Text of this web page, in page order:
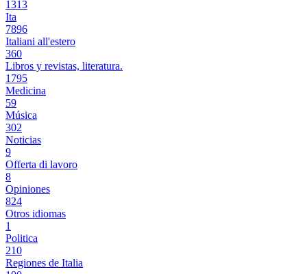
1313
Ita
7896
Italiani all'estero
360
Libros y revistas, literatura.
1795
Medicina
59
Música
302
Noticias
9
Offerta di lavoro
8
Opiniones
824
Otros idiomas
1
Politica
210
Regiones de Italia